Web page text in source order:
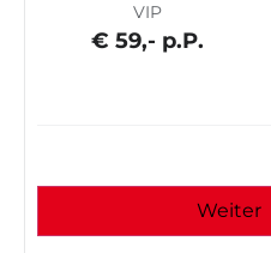
VIP
€ 59,- p.P.
Weiter